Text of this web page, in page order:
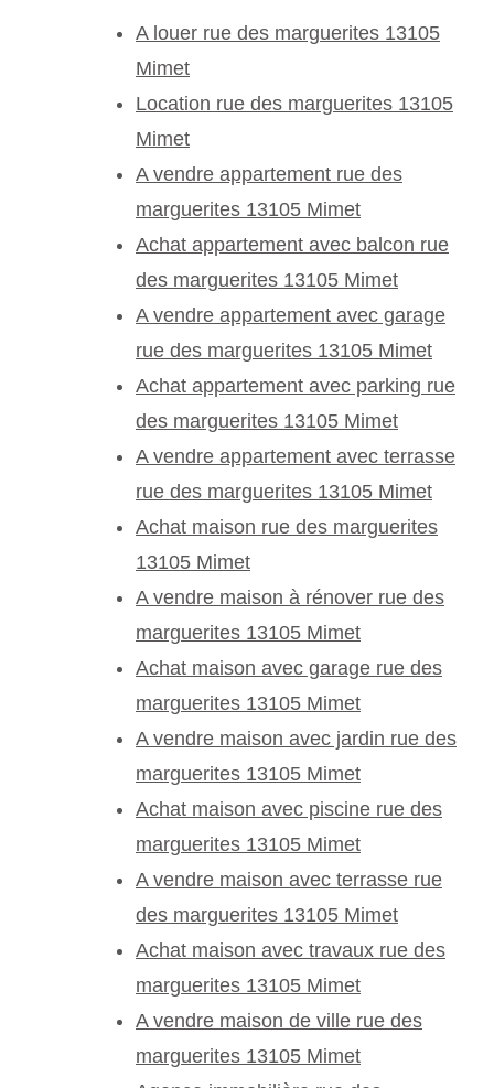
A louer rue des marguerites 13105
Mimet
Location rue des marguerites 13105
Mimet
A vendre appartement rue des
marguerites 13105 Mimet
Achat appartement avec balcon rue
des marguerites 13105 Mimet
A vendre appartement avec garage
rue des marguerites 13105 Mimet
Achat appartement avec parking rue
des marguerites 13105 Mimet
A vendre appartement avec terrasse
rue des marguerites 13105 Mimet
Achat maison rue des marguerites
13105 Mimet
A vendre maison à rénover rue des
marguerites 13105 Mimet
Achat maison avec garage rue des
marguerites 13105 Mimet
A vendre maison avec jardin rue des
marguerites 13105 Mimet
Achat maison avec piscine rue des
marguerites 13105 Mimet
A vendre maison avec terrasse rue
des marguerites 13105 Mimet
Achat maison avec travaux rue des
marguerites 13105 Mimet
A vendre maison de ville rue des
marguerites 13105 Mimet